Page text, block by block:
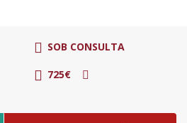
SOB CONSULTA
725€